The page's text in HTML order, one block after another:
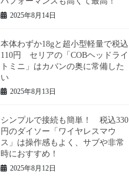
2025年8月14日
本体わずか18gと超小型軽量で税込
110円 セリアの「COBヘッドライ
トミニ」はカバンの奥に常備した
い
2025年8月13日
シンプルで接続も簡単！ 税込330
円のダイソー「ワイヤレスマウ
ス」は操作感もよく、サブや非常
時におすすめ！
2025年8月12日